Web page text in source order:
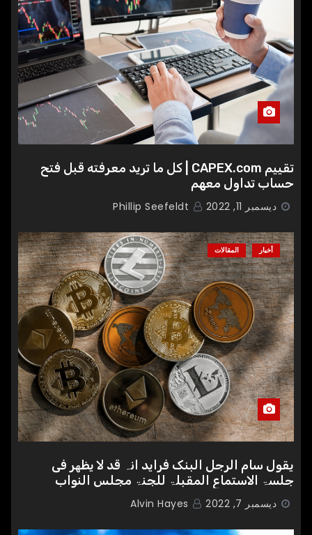
تقييم CAPEX.com | كل ما تريد معرفته قبل فتح
حساب تداول معهم
ديسمبر 11, 2022
أخبار المقالات
یقول سام الرجل البنک فراید انہ قد لا یظھر فی
جلسۃ الاستماع المقبلۃ للجنۃ مجلس النواب
الامریکی
ديسمبر 7, 2022